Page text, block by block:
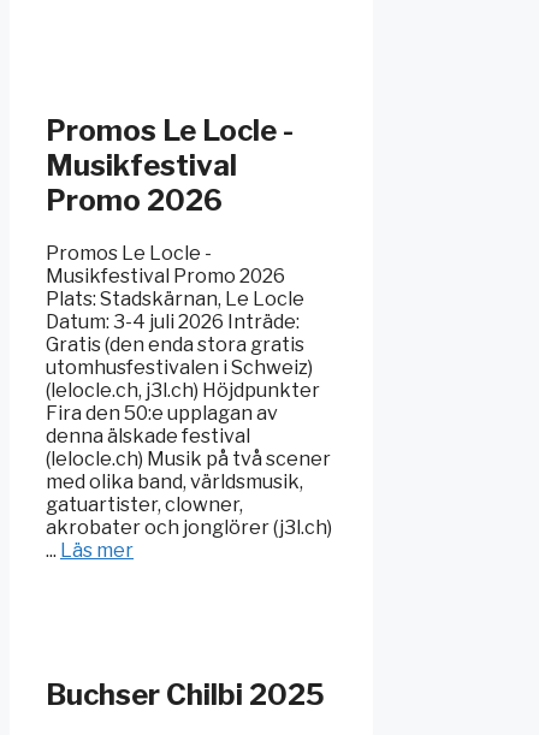
Promos Le Locle -
Musikfestival
Promo 2026
Promos Le Locle -
Musikfestival Promo 2026
Plats: Stadskärnan, Le Locle
Datum: 3-4 juli 2026 Inträde:
Gratis (den enda stora gratis
utomhusfestivalen i Schweiz)
(lelocle.ch, j3l.ch) Höjdpunkter
Fira den 50:e upplagan av
denna älskade festival
(lelocle.ch) Musik på två scener
med olika band, världsmusik,
gatuartister, clowner,
akrobater och jonglörer (j3l.ch)
... Läs mer
Buchser Chilbi 2025